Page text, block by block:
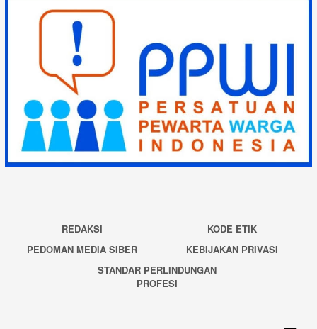
REDAKSI
KODE ETIK
PEDOMAN MEDIA SIBER
KEBIJAKAN PRIVASI
STANDAR PERLINDUNGAN
PROFESI